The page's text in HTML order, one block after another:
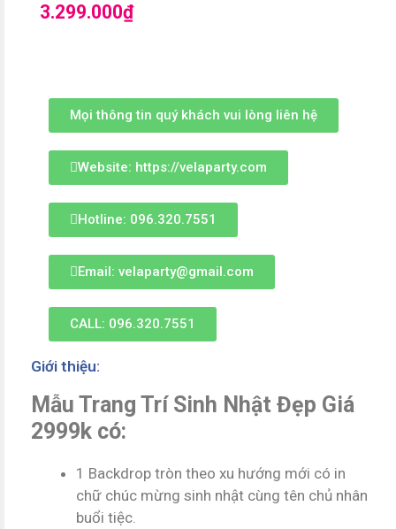
3.299.000₫
Mọi thông tin quý khách vui lòng liên hệ
Website: https://velaparty.com
Hotline: 096.320.7551
Email: velaparty@gmail.com
CALL: 096.320.7551
Giới thiệu:
Mẫu Trang Trí Sinh Nhật Đẹp Giá
2999k có:
1 Backdrop tròn theo xu hướng mới có in
chữ chúc mừng sinh nhật cùng tên chủ nhân
buổi tiệc.